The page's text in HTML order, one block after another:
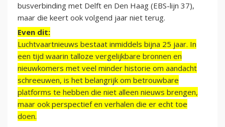
busverbinding met Delft en Den Haag (EBS-lijn 37),
maar die keert ook volgend jaar niet terug.
Even dit:
Luchtvaartnieuws bestaat inmiddels bijna 25 jaar. In
een tijd waarin talloze vergelijkbare bronnen en
nieuwkomers met veel minder historie om aandacht
schreeuwen, is het belangrijk om betrouwbare
platforms te hebben die niet alleen nieuws brengen,
maar ook perspectief en verhalen die er echt toe
doen.